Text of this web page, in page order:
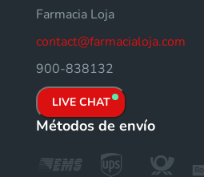
Farmacia Loja
contact@farmacialoja.com
900-838132
LIVE CHAT
Métodos de envío